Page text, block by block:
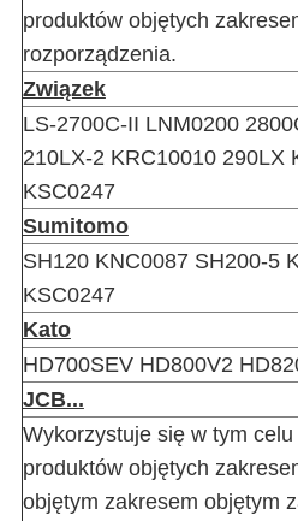
produktów objętych
rozporządzenia.
Związek
LS-2700C-II LNM0200
210LX-2 KRC10010 290LX
KSC0247
Sumitomo
SH120 KNC0087 SH200-5
KSC0247
Kato
HD700SEV HD800V2
JCB...
Wykorzystuje się w tym
produktów objętych
objętym zakresem objętym